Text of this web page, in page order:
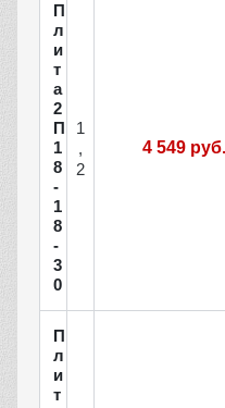
П
л
и
т
а
2
П
1
8
-
1
8
-
3
0
1
,
2
4 549 руб.
П
л
и
т